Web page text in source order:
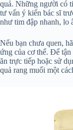
quả. Những người có
tư vấn ý kiến bác sĩ
như tim đập nhanh, lo
Nếu bạn chưa quen,
ứng của cơ thể. Để
ăn trực tiếp hoặc sử
quả rang muối một